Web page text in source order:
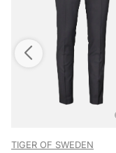
TIGER OF SWEDEN